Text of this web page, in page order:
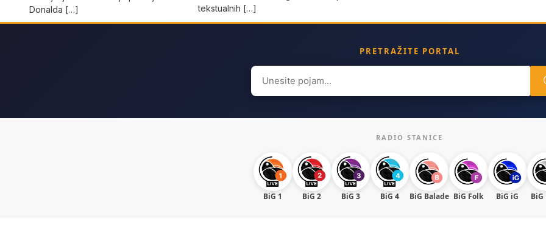
Donalda […]
tekstualnih […]
PRETRAŽITE PORTAL
Search
for:
RADIO STANICE
BiG 1 BiG 2 BiG 3 BiG 4 BiG Balade BiG Folk BiG iG BiG